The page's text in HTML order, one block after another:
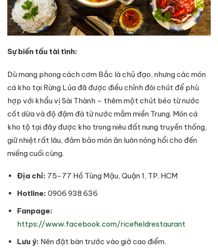
Sự biến tấu tài tình:
Dù mang phong cách cơm Bắc là chủ đạo, nhưng các món
cá kho tại Rừng Lúa đã được điều chỉnh đôi chút để phù
hợp với khẩu vị Sài Thành – thêm một chút béo từ nước
cốt dừa và độ đậm đà từ nước mắm miền Trung. Món cá
kho tộ tại đây được kho trong niêu đất nung truyền thống,
giữ nhiệt rất lâu, đảm bảo món ăn luôn nóng hổi cho đến
miếng cuối cùng.
Địa chỉ: 75-77 Hồ Tùng Mậu, Quận 1, TP. HCM
Hotline: 0906 938 636
Fanpage:
https://www.facebook.com/ricefieldrestaurant
Lưu ý: Nên đặt bàn trước vào giờ cao điểm.